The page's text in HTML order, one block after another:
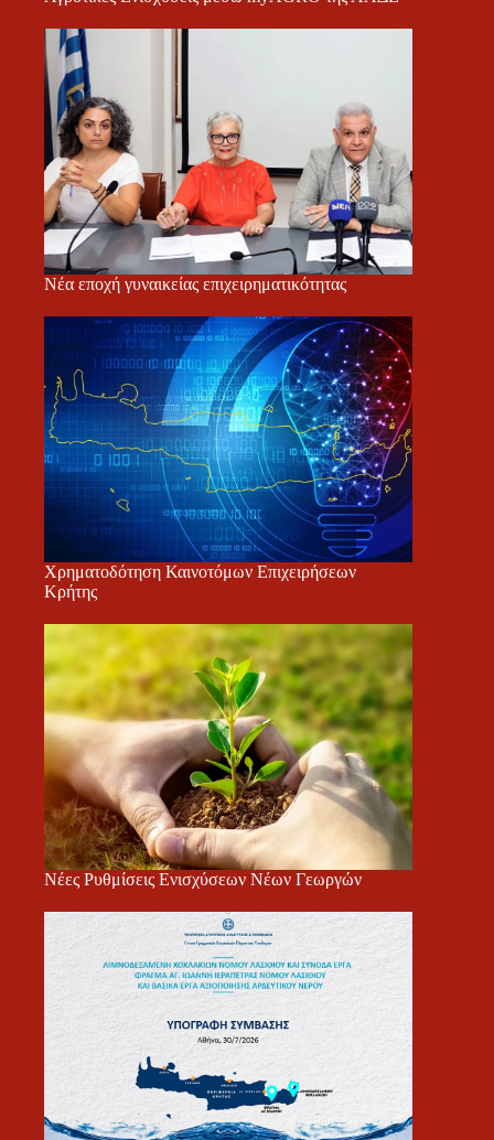
Νέα εποχή γυναικείας επιχειρηματικότητας
Χρηματοδότηση Καινοτόμων Επιχειρήσεων
Κρήτης
Νέες Ρυθμίσεις Ενισχύσεων Νέων Γεωργών